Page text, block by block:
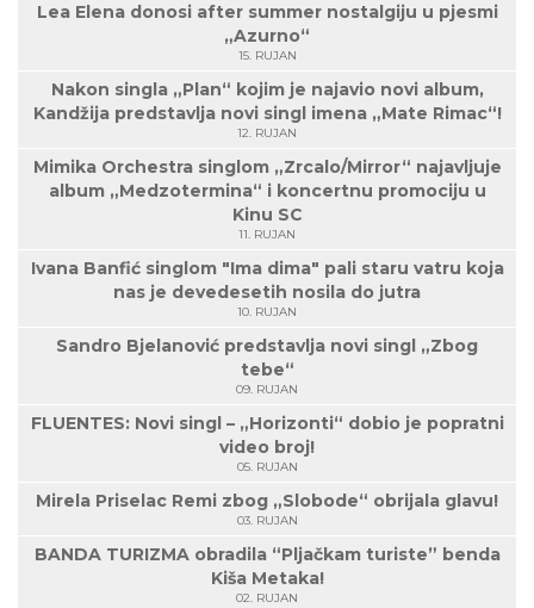
Lea Elena donosi after summer nostalgiju u pjesmi
„Azurno“
15. RUJAN
Nakon singla „Plan“ kojim je najavio novi album,
Kandžija predstavlja novi singl imena „Mate Rimac“!
12. RUJAN
Mimika Orchestra singlom „Zrcalo/Mirror“ najavljuje
album „Medzotermina“ i koncertnu promociju u
Kinu SC
11. RUJAN
Ivana Banfić singlom "Ima dima" pali staru vatru koja
nas je devedesetih nosila do jutra
10. RUJAN
Sandro Bjelanović predstavlja novi singl „Zbog
tebe“
09. RUJAN
FLUENTES: Novi singl – „Horizonti“ dobio je popratni
video broj!
05. RUJAN
Mirela Priselac Remi zbog „Slobode“ obrijala glavu!
03. RUJAN
BANDA TURIZMA obradila “Pljačkam turiste” benda
Kiša Metaka!
02. RUJAN